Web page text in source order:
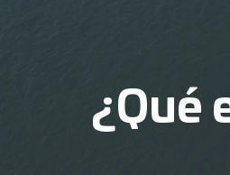
¿Qué